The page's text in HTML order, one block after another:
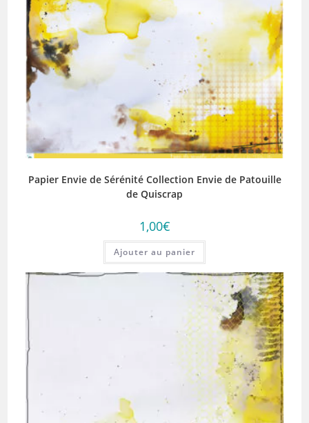
Papier Envie de Sérénité Collection Envie de Patouille
de Quiscrap
1,00€
Ajouter au panier